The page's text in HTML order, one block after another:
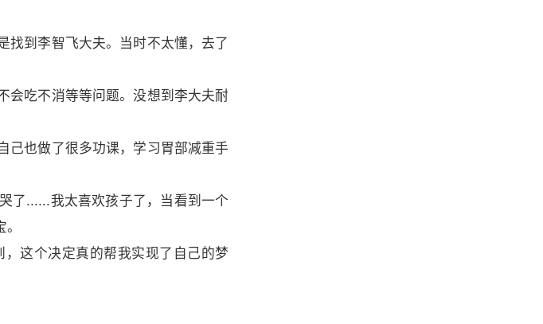
找到李智飞大夫。当时不太懂，去了
会吃不消等等问题。没想到李大夫耐
己也做了很多功课，学习胃部减重手
了......我太喜欢孩子了，当看到一个
这个决定真的帮我实现了自己的梦